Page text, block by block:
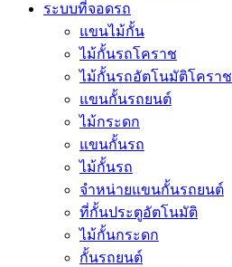
ระบบที่จอดรถ
แขนไม้กั้น
ไม้กั้นรถโคราช
ไม้กั้นรถอัตโนมัติโคราช
แขนกั้นรถยนต์
ไม้กระดก
แขนกั้นรถ
ไม้กั้นรถ
จำหน่ายแขนกั้นรถยนต์
ที่กั้นประตูอัตโนมัติ
ไม้กั้นกระดก
กั้นรถยนต์